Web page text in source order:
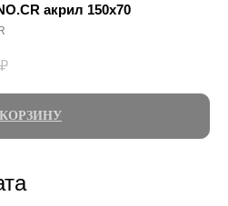
акрил 150х70
₽